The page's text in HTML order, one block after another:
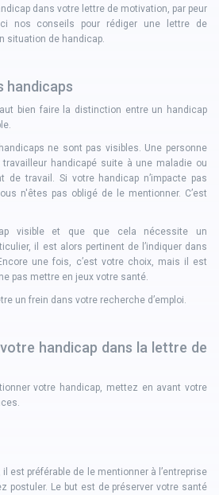
dans votre lettre de motivation, par peur
nos conseils pour rédiger une lettre de
situation de handicap.
handicaps
bien faire la distinction entre un handicap
ne sont pas visibles. Une personne
handicapé suite à une maladie ou
de travail. Si votre handicap n’impacte pas
n'êtes pas obligé de le mentionner. C’est
visible et que que cela nécessite un
il est alors pertinent de l’indiquer dans
une fois, c’est votre choix, mais il est
pas mettre en jeux votre santé.
un frein dans votre recherche d’emploi.
handicap dans la lettre de
votre handicap, mettez en avant votre
est préférable de le mentionner à l’entreprise
postuler. Le but est de préserver votre santé